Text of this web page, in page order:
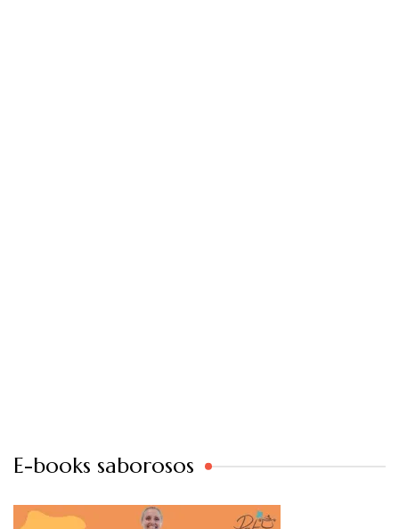
E-books saborosos